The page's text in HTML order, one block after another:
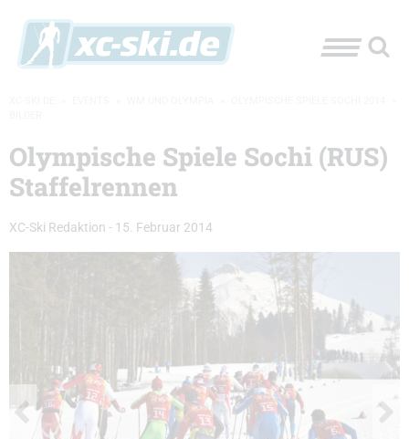
Olympische Spiele Sochi (RUS)
Staffelrennen
XC-Ski Redaktion - 15. Februar 2014